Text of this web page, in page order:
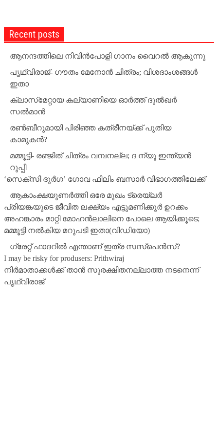
Recent posts
ആനന്ദത്തിലെ നിവിൻപോളി ഗാനം വൈറൽ ആകുന്നു
പൃഥ്വിരാജ്- ഗൗതം മേനോന്‍ ചിത്രം; വിശദാംശങ്ങള്‍
ഇതാ
ക്ലാസ്‌മേറ്റായ കല്യാണിയെ ഓര്‍ത്ത് ദുല്‍ഖര്‍
സല്‍മാന്‍
രണ്‍ബീറുമായി പിരിഞ്ഞ കത്രീനയ്ക്ക് പുതിയ
കാമുകന്‍?
മമ്മൂട്ടി- രഞ്ജിത് ചിത്രം വമ്പനല്ല; ദ ന്യൂ ഇന്ത്യന്‍
റുപ്പീ
‘സെക്‌സി ദുര്‍ഗ’ ഗോവ ഫിലിം ബസാര്‍ വിഭാഗത്തിലേക്ക്
ആകാംക്ഷയുണര്‍ത്തി ഒരേ മുഖം ട്രെയ്‌ലര്‍
പ്രിയങ്കയുടെ ജീവിത ലക്ഷ്യം എട്ടുമണിക്കൂര്‍ ഉറക്കം
അഹങ്കാരം മാറ്റി മോഹന്‍ലാലിനെ പോലെ ആയിക്കൂടെ;
മമ്മൂട്ടി നല്‍കിയ മറുപടി ഇതാ(വിഡിയോ)
ഗ്രേറ്റ് ഫാദറില്‍ എന്താണ് ഇത്ര സസ്‌പെന്‍സ്?
I may be risky for produsers: Prithwiraj
നിര്‍മാതാക്കള്‍ക്ക് താന്‍ സുരക്ഷിതനല്ലാത്ത നടനെന്ന്
പൃഥ്വിരാജ്